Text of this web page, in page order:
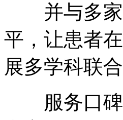
并与多家
平，让患者
展多学科联
服务口碑